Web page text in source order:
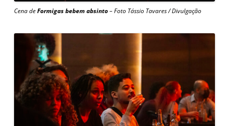
Cena deFormigas bebem absinto– Foto Tássio Tavares / Divulgação